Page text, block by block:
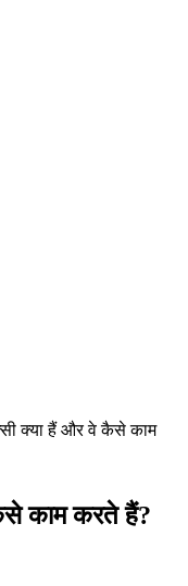
क्या हैं और वे कैसे काम
काम करते हैं?